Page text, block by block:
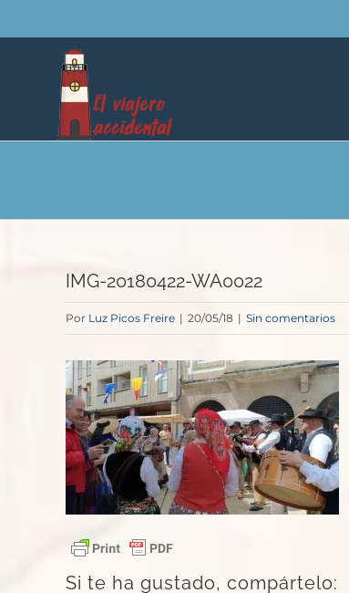
al
contenido
IMG-20180422-WA0022
Por Luz Picos Freire | 20/05/18 | Sin comentarios
Si te ha gustado, compártelo: